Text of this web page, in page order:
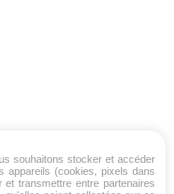
souhaitons stocker et accéder
appareils (cookies, pixels dans
transmettre entre partenaires